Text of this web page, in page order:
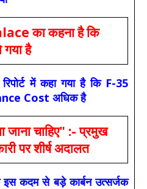
का कहना है कि
गया है
में कहा गया है कि F-35
Cost अधिक है
चाहिए" :- प्रमुख
पर शीर्ष अदालत
इस कदम से बड़े कार्बन उत्सर्जक